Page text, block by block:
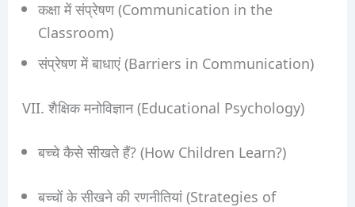
कक्षा में संप्रेषण (Communication in the
Classroom)
संप्रेषण में बाधाएं (Barriers in Communication)
VII. शैक्षिक मनोविज्ञान (Educational Psychology)
बच्चे कैसे सीखते हैं? (How Children Learn?)
बच्चों के सीखने की रणनीतियां (Strategies of